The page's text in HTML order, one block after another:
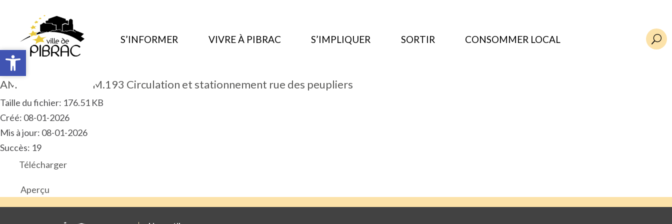
Ouvrir la barre d’outils
S’INFORMER VIVRE À PIBRAC S’IMPLIQUER SORTIR CONSOMMER LOCAL U
AM 2025.12.ART.PM.193 Circulation et stationnement rue des peupliers
Taille du fichier: 176.51 KB
Créé: 08-01-2026
Mis à jour: 08-01-2026
Succès: 19
Télécharger
Aperçu
Ouvrir la barre d’outils